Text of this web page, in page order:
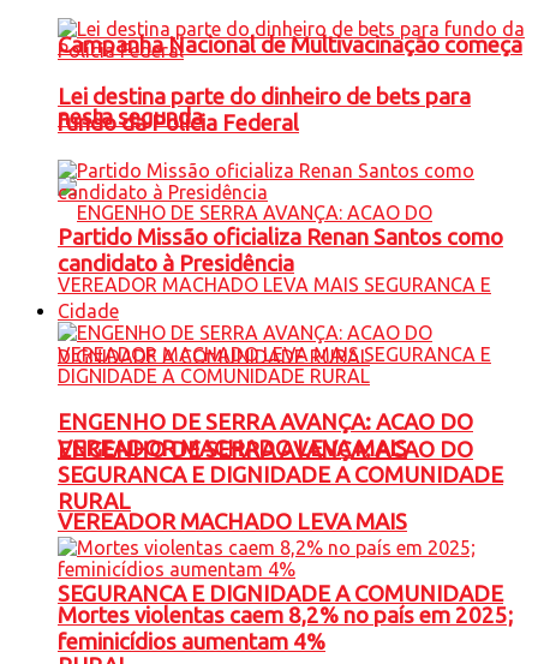
Campanha Nacional de Multivacinação começa
nesta segunda
ENGENHO DE SERRA AVANÇA: ACAO DO
VEREADOR MACHADO LEVA MAIS
SEGURANCA E DIGNIDADE A COMUNIDADE
Lei destina parte do dinheiro de bets para
fundo da Polícia Federal
Partido Missão oficializa Renan Santos como
candidato à Presidência
Cidade
ENGENHO DE SERRA AVANÇA: ACAO DO
VEREADOR MACHADO LEVA MAIS
SEGURANCA E DIGNIDADE A COMUNIDADE
RURAL
Mortes violentas caem 8,2% no país em 2025;
feminicídios aumentam 4%